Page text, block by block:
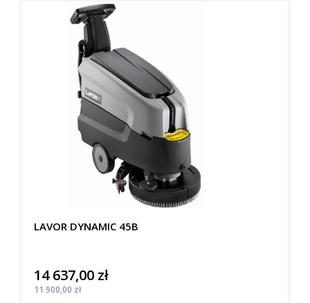
LAVOR DYNAMIC 45B
Cena
14 637,00 zł
Cena
11 900,00 zł